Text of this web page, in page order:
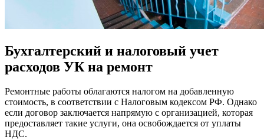
Бухгалтерский и налоговый учет
расходов УК на ремонт
Ремонтные работы облагаются налогом на добавленную
стоимость, в соответствии с Налоговым кодексом РФ. Однако
если договор заключается напрямую с организацией, которая
предоставляет такие услуги, она освобождается от уплаты
НДС.